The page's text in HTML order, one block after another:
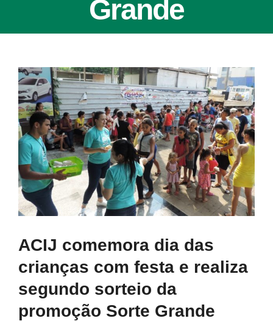
Grande
View
Larger
Image
ACIJ comemora dia das
crianças com festa e realiza
segundo sorteio da
promoção Sorte Grande